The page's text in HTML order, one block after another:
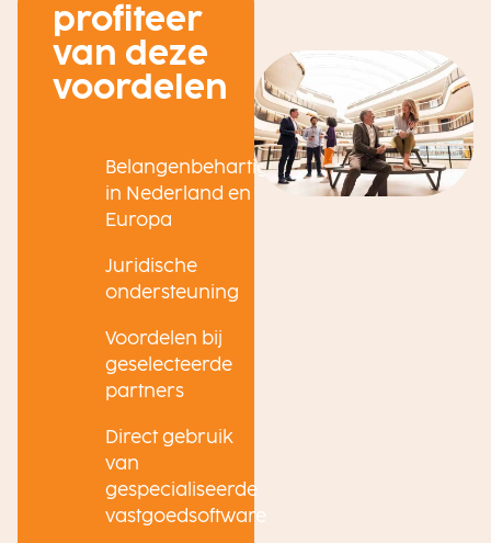
profiteer
van deze
voordelen
Belangenbehartiging
in Nederland en
Europa
Juridische
ondersteuning
Voordelen bij
geselecteerde
partners
Direct gebruik
van
gespecialiseerde
vastgoedsoftware